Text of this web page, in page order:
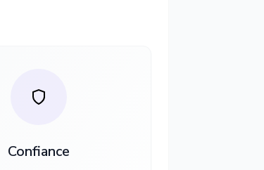
Confiance